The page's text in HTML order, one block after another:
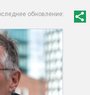
обновление: